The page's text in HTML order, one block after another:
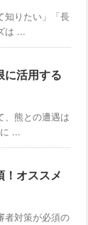
知りたい」「長
は ...
に活用する
、熊との遭遇は
...
！オススメ
者対策が必須の